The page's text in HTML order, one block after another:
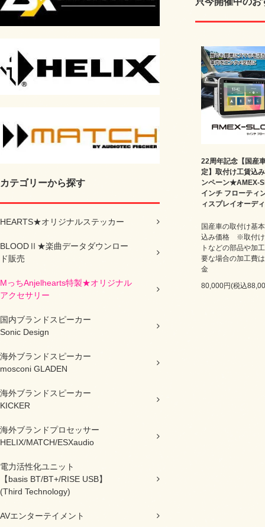
カテゴリーから探す
HEARTS★オリジナルステッカー
BLOODⅡ★楽曲データダウンロー
ド販売
MっちAnjelhearts特製★オリジナル
アクセサリー
国内ブランドスピーカー
Sonic Design
海外ブランドスピーカー
mosconi GLADEN
海外ブランドスピーカー
KICKER
海外ブランドプロセッサー
HELIX/MATCH/ESXaudio
電力活性化ユニット
【basis BT/BT+/RISE USB】
(Third Technology)
AVエンターテイメント
22周年記念【国産
定】取付け工賃込
ンペーン★AMEX-
インチ フローティ
ィスプレイオーデ
国産車の取付け基
込み価格 ※取付け
トなどの部品や加
要な場合の加工費
金
80,000円(税込